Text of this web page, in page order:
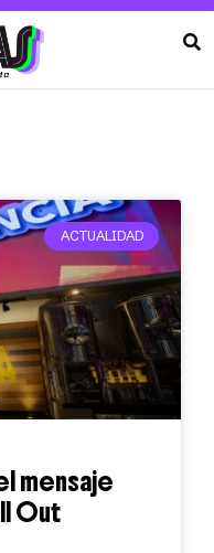
ACTUALIDAD
mensaje
Out